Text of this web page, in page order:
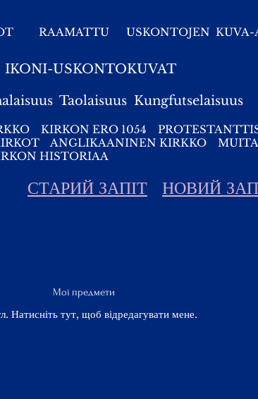
RAAMATTU USKONTOJEN
IKONI-USKONTOKUVAT
Taolaisuus Kungfutselaisuus
KIRKON ERO 1054
ANGLIKAANINEN KIRKKO
HISTORIAA
СТАРИЙ ЗАПІТ НОВИЙ
Мої предмети
Натисніть тут, щоб відредагувати мене.